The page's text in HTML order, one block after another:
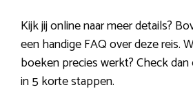
Kijk jij online naar meer details?
een handige FAQ over deze reis.
boeken precies werkt? Check
in 5 korte stappen.